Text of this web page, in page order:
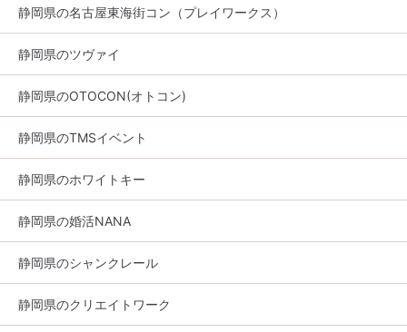
静岡県の名古屋東海街コン（プレイワークス）
静岡県のツヴァイ
静岡県のOTOCON(オトコン)
静岡県のTMSイベント
静岡県のホワイトキー
静岡県の婚活NANA
静岡県のシャンクレール
静岡県のクリエイトワーク